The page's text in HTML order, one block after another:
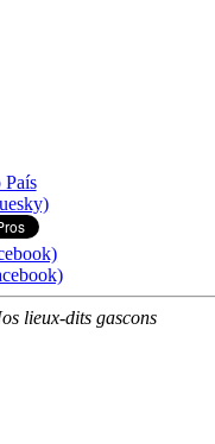
País
lieux-dits gascons